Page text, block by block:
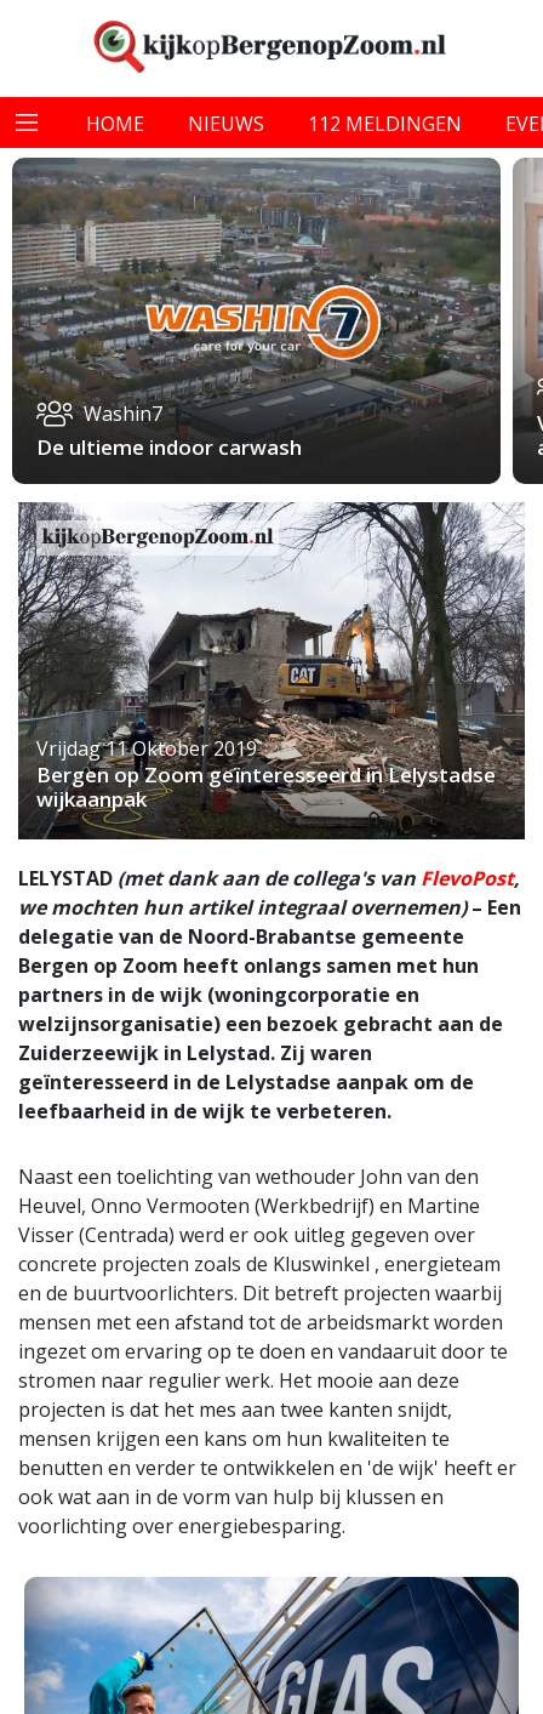
HOME NIEUWS 112 MELDINGEN
Washin7
De ultieme indoor carwash
Vrijdag 11 Oktober 2019
Bergen op Zoom geïnteresseerd in Lelystadse
wijkaanpak
LELYSTAD (met dank aan de collega's van FlevoPost,
we mochten hun artikel integraal overnemen)– Een
delegatie van de Noord-Brabantse gemeente
Bergen op Zoom heeft onlangs samen met hun
partners in de wijk (woningcorporatie en
welzijnsorganisatie) een bezoek gebracht aan de
Zuiderzeewijk in Lelystad. Zij waren
geïnteresseerd in de Lelystadse aanpak om de
leefbaarheid in de wijk te verbeteren.
Naast een toelichting van wethouder John van den
Heuvel, Onno Vermooten (Werkbedrijf) en Martine
Visser (Centrada) werd er ook uitleg gegeven over
concrete projecten zoals de Kluswinkel , energieteam
en de buurtvoorlichters. Dit betreft projecten waarbij
mensen met een afstand tot de arbeidsmarkt worden
ingezet om ervaring op te doen en vandaaruit door te
stromen naar regulier werk. Het mooie aan deze
projecten is dat het mes aan twee kanten snijdt,
mensen krijgen een kans om hun kwaliteiten te
benutten en verder te ontwikkelen en 'de wijk' heeft er
ook wat aan in de vorm van hulp bij klussen en
voorlichting over energiebesparing.